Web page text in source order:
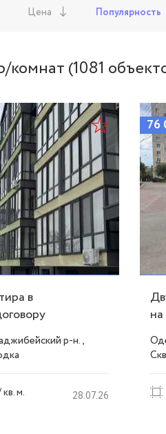
Цена Популярность
(1081
в
р-н.,
м. 28.07.26
76